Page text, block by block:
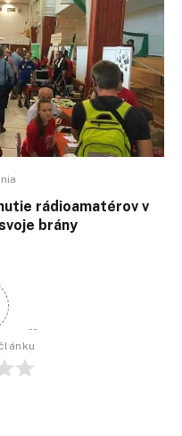
rádioamatérov v
brány